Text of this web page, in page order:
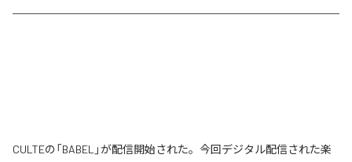
CULTEの「BABEL」が配信開始された。今回デジタル配信された楽